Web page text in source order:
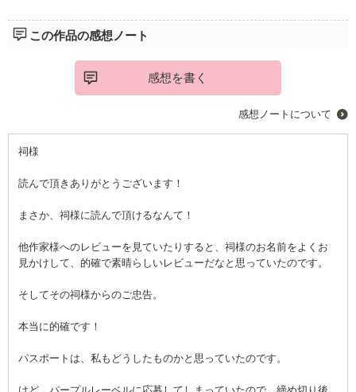
ありがとうございました。
この作品の感想ノート
感想を書く
感想ノートについて
祠様
読んで頂きありがとうございます！
まさか、祠様に読んで頂けるなんて！
他作家様へのレビューを見ていたりすると、祠様のお名前をよくお
見かけして、的確で素晴らしいレビューだなと思っていたのです。
そしてその祠様からのご忠告。
本当に的確です！
パスポートは、私もどうしたものかと思っていたのです。